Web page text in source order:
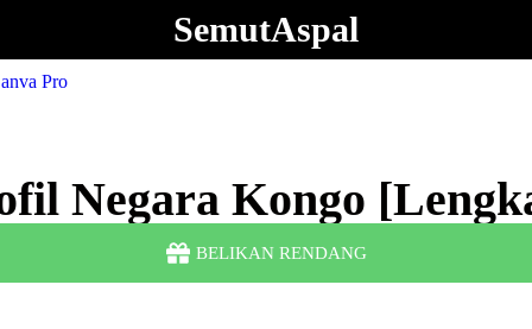
SemutAspal
Negara Kongo
BELIKAN RENDANG